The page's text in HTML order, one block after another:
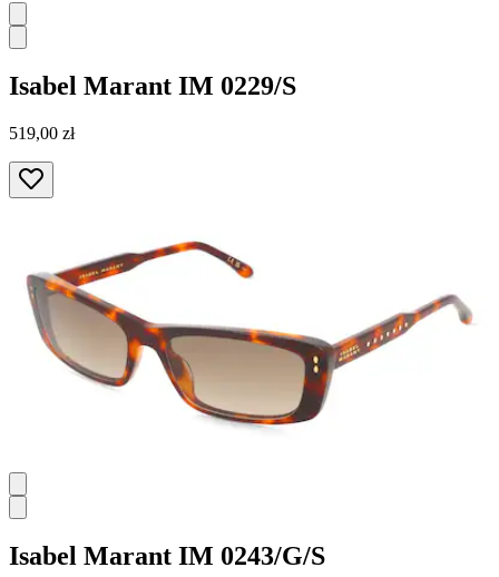
Isabel Marant IM 0229/S
519,00 zł
Isabel Marant IM 0243/G/S